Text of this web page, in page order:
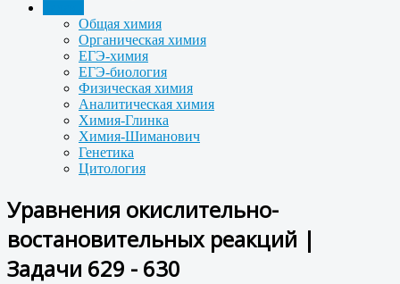
Общая химия
Органическая химия
ЕГЭ-химия
ЕГЭ-биология
Физическая химия
Аналитическая химия
Химия-Глинка
Химия-Шиманович
Генетика
Цитология
Уравнения окислительно-
востановительных реакций |
Задачи 629 - 630